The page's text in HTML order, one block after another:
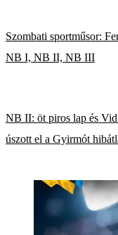
Szombati sportműsor:
NB I, NB II, NB III
NB II: öt piros lap és
úszott el a Gyirmót